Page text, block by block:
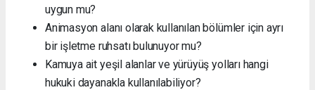
uygun mu?
Animasyon alanı olarak kullanılan bölümler için ayrı
bir işletme ruhsatı bulunuyor mu?
Kamuya ait yeşil alanlar ve yürüyüş yolları hangi
hukuki dayanakla kullanılabiliyor?